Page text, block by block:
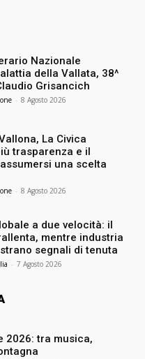
Nazionale
della Vallata, 38^
Grisancich
- 8 Agosto 2026
La Civica
trasparenza e il
una scelta
- 8 Agosto 2026
a due velocità: il
mentre industria
segnali di tenuta
- 7 Agosto 2026
2026: tra musica,